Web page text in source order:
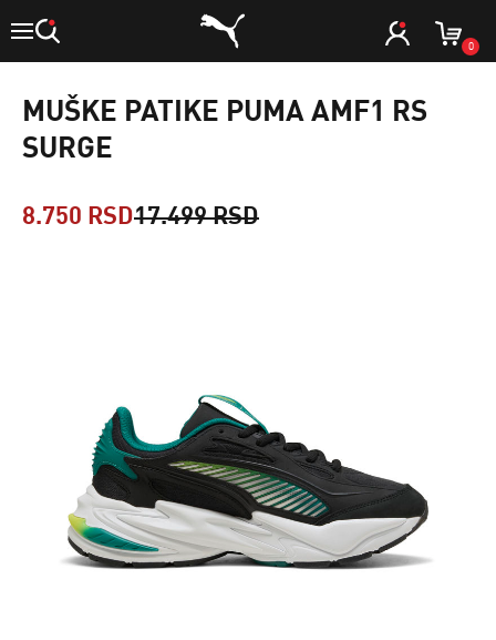
0
MUŠKE PATIKE PUMA AMF1 RS
SURGE
8.750 RSD17.499 RSD